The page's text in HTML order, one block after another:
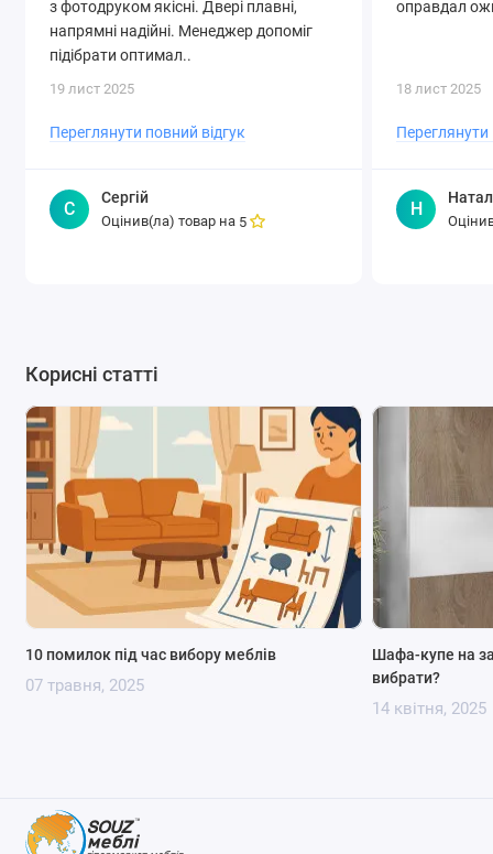
з фотодруком якісні. Двері плавні,
напрямні надійні. Менеджер допоміг
підібрати оптимал..
19 лист 2025
Переглянути повний відгук
С
Сергій
Оцінив(ла) товар на 5
оправдал
18 лист 2025
Переглянути
Н
Корисні статті
10 помилок під час вибору меблів
07 травня, 2025
Шафа-купе на
вибрати?
14 квітня, 2025